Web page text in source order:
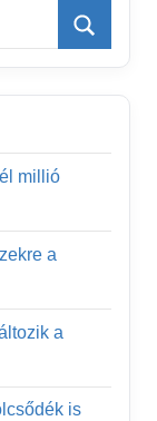
Search
millió
a
a
is